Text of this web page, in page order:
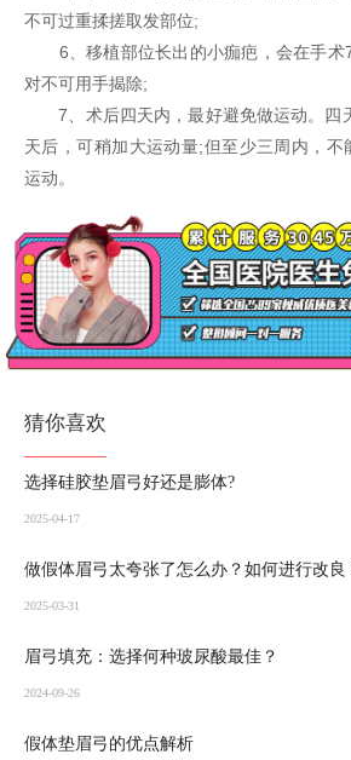
不可过重揉搓取发部位;
6、移植部位长出的小痂疤，会在手术
对不可用手揭除;
7、术后四天内，最好避免做运动。四
天后，可稍加大运动量;但至少三周内，不
运动。
猜你喜欢
选择硅胶垫眉弓好还是膨体?
2025-04-17
做假体眉弓太夸张了怎么办？如何进行改良
2025-03-31
眉弓填充：选择何种玻尿酸最佳？
2024-09-26
假体垫眉弓的优点解析